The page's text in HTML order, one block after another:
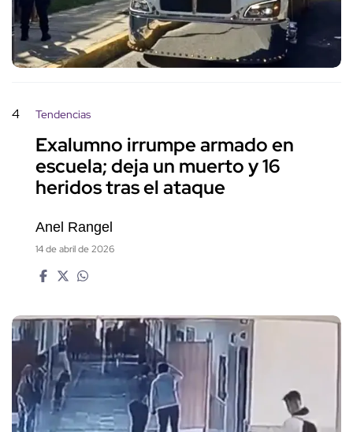
4 Tendencias
Exalumno irrumpe armado en
escuela; deja un muerto y 16
heridos tras el ataque
Anel Rangel
14 de abril de 2026